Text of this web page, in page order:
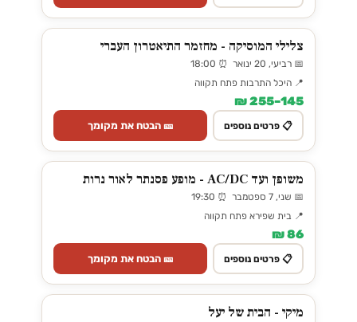
צלילי המוסיקה - מחזמר התיאטרון העברי
📅 רביעי, 20 ינואר ⏰ 18:00
📍 היכל התרבות פתח תקווה
145–255 ₪
📋 פרטים נוספים 🎫 הבטח את מקומך
משופן ועד AC/DC - מופע פסנתר לאור נרות
📅 שני, 7 ספטמבר ⏰ 19:30
📍 בית שפירא פתח תקווה
86 ₪
📋 פרטים נוספים 🎫 הבטח את מקומך
מיקי - הבית של יעל